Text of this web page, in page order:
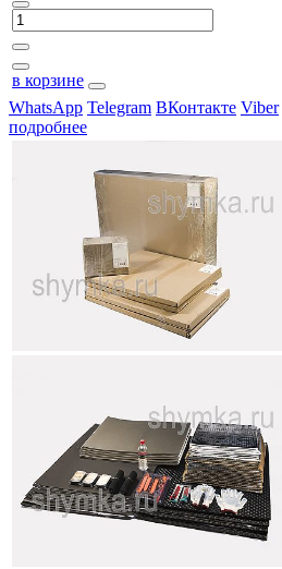
в корзине
WhatsApp Telegram ВКонтакте Viber
подробнее